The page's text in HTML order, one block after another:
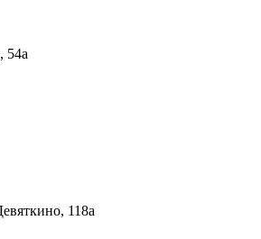
54а
118а